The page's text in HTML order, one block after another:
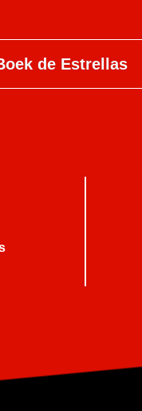
de Estrellas